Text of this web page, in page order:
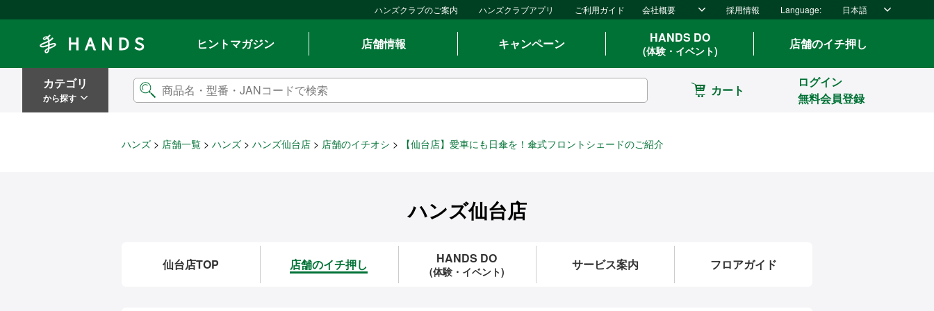
ハンズクラブのご案内 ハンズクラブアプリ ご利用ガイド 会社概要 採用情報 Language: 日本語
ヒントマガジン
店舗情報 キャンペーン HANDS DO
(体験・イベント) 店舗のイチ押し
カテゴリ
から探す カート
ログイン
無料会員登録
ハンズ 店舗一覧 ハンズ ハンズ仙台店 店舗のイチオシ 【仙台店】愛車にも日傘を！傘式フロントシェードのご紹介
ハンズ仙台店
仙台店TOP 店舗のイチ押し HANDS DO
(体験・イベント) サービス案内 フロアガイド